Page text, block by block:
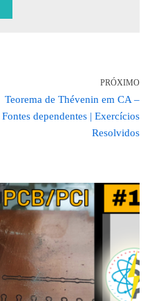
PRÓXIMO
Teorema de Thévenin em CA –
Fontes dependentes | Exercícios
Resolvidos